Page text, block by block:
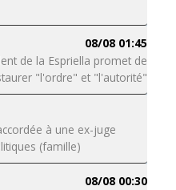
08/08 01:45
de la Espriella promet de
"l'ordre" et "l'autorité"
à une ex-juge
(famille)
08/08 00:30